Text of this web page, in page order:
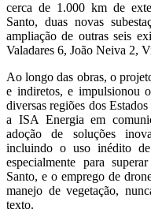
cerca de 1.000 km de
Santo, duas novas
ampliação de outras seis
Valadares 6, João Neiva 2,
Ao longo das obras, o
e indiretos, e impulsionou
diversas regiões dos
a ISA Energia em
adoção de soluções
incluindo o uso inédito
especialmente para
Santo, e o emprego de
manejo de vegetação,
texto.